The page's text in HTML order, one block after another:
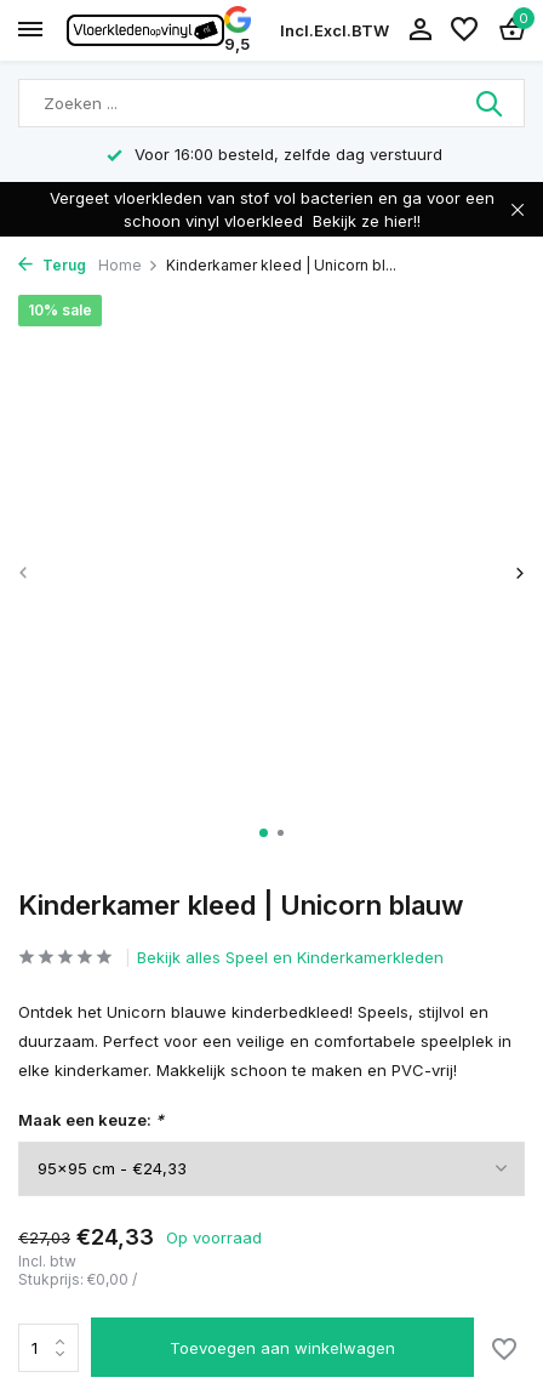
9,5
Incl.Excl.BTW
0
Voor 16:00 besteld, zelfde dag verstuurd
Vergeet vloerkleden van stof vol bacterien en ga voor een
schoon vinyl vloerkleed Bekijk ze hier!!
Terug Home Kinderkamer kleed | Unicorn bl...
Kinderkamer kleed | Unicorn blauw
10% sale
Bekijk alles Speel en Kinderkamerkleden
Ontdek het Unicorn blauwe kinderbedkleed! Speels, stijlvol en
duurzaam. Perfect voor een veilige en comfortabele speelplek in
elke kinderkamer. Makkelijk schoon te maken en PVC-vrij!
Maak een keuze: *
€27,03 €24,33 Op voorraad
Incl. btw
Stukprijs: €0,00 /
Toevoegen aan winkelwagen